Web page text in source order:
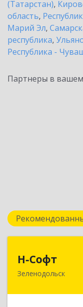
(Татарстан),
область,
Марий Эл,
республика,
Республика -
Партнеры в вашем
Н-Софт
Зеленодольск